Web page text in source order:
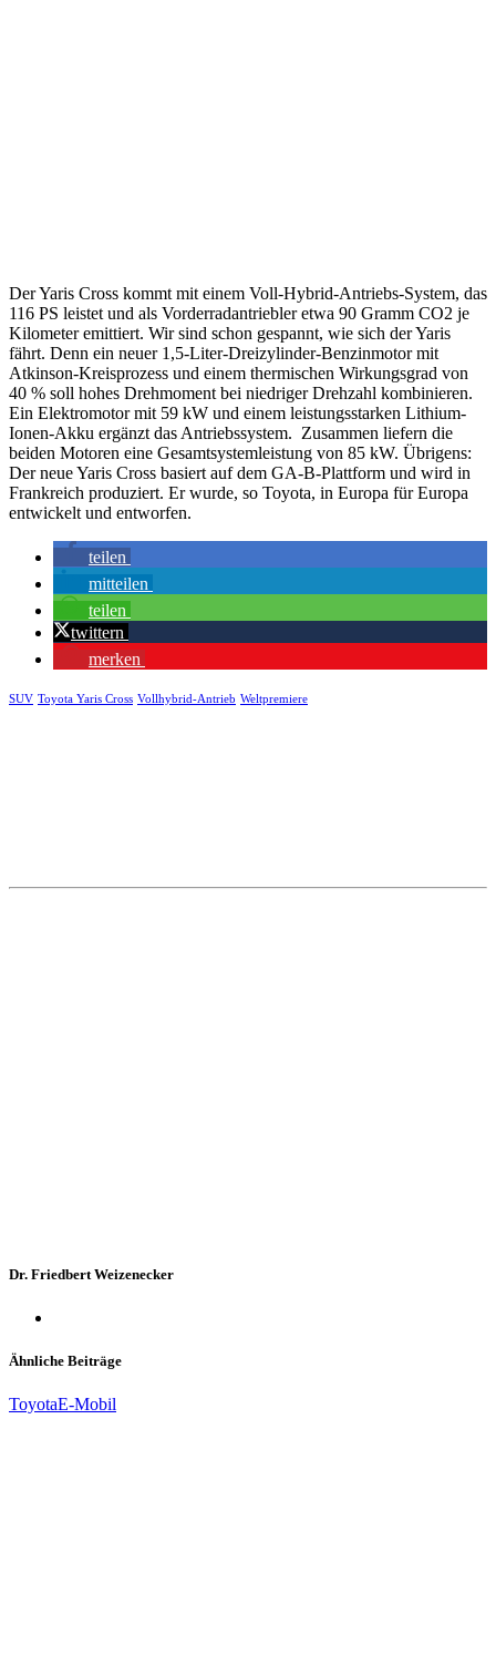
Der Yaris Cross kommt mit einem Voll-Hybrid-Antriebs-System, das
116 PS leistet und als Vorderradantriebler etwa 90 Gramm CO2 je
Kilometer emittiert. Wir sind schon gespannt, wie sich der Yaris
fährt. Denn ein neuer 1,5-Liter-Dreizylinder-Benzinmotor mit
Atkinson-Kreisprozess und einem thermischen Wirkungsgrad von
40 % soll hohes Drehmoment bei niedriger Drehzahl kombinieren.
Ein Elektromotor mit 59 kW und einem leistungsstarken Lithium-
Ionen-Akku ergänzt das Antriebssystem. Zusammen liefern die
beiden Motoren eine Gesamtsystemleistung von 85 kW. Übrigens:
Der neue Yaris Cross basiert auf dem GA-B-Plattform und wird in
Frankreich produziert. Er wurde, so Toyota, in Europa für Europa
entwickelt und entworfen.
teilen
mitteilen
teilen
twittern
merken
SUV Toyota Yaris Cross Vollhybrid-Antrieb Weltpremiere
Dr. Friedbert Weizenecker
Ähnliche Beiträge
ToyotaE-Mobil